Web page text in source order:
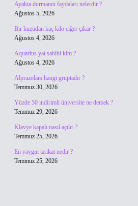
Ayakta durmanın faydaları nelerdir ?
Ağustos 5, 2026
Bir kuzudan kaç kilo ciğer çıkar ?
Ağustos 4, 2026
Aquarius yat sahibi kim ?
Ağustos 4, 2026
Alprazolam hangi gruptadır ?
Temmuz 30, 2026
Yüzde 50 indirimli üniversite ne demek ?
Temmuz 29, 2026
Klavye kapalı nasıl açılır ?
Temmuz 25, 2026
En yaygın tarikat nedir ?
Temmuz 25, 2026